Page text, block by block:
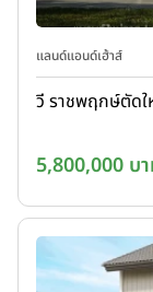
แลนด์แอนด์เฮ้าส์
วี ราชพฤกษ์ตัด
5,800,000 บ